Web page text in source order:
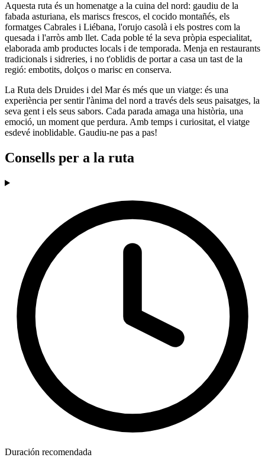
Aquesta ruta és un homenatge a la cuina del nord: gaudiu de la
fabada asturiana, els mariscs frescos, el cocido montañés, els
formatges Cabrales i Liébana, l'orujo casolà i els postres com la
quesada i l'arròs amb llet. Cada poble té la seva pròpia especialitat,
elaborada amb productes locals i de temporada. Menja en restaurants
tradicionals i sidreries, i no t'oblidis de portar a casa un tast de la
regió: embotits, dolços o marisc en conserva.
La Ruta dels Druides i del Mar és més que un viatge: és una
experiència per sentir l'ànima del nord a través dels seus paisatges, la
seva gent i els seus sabors. Cada parada amaga una història, una
emoció, un moment que perdura. Amb temps i curiositat, el viatge
esdevé inoblidable. Gaudiu-ne pas a pas!
Consells per a la ruta
Duración recomendada